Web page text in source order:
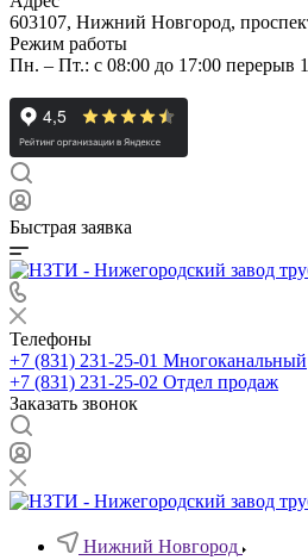
603107, Нижний Новгород,
Режим работы
Пн. – Пт.: с 08:00 до 17:00 перерыв
Быстрая заявка
Телефоны
+7 (831) 231-25-01 Многоканальный
+7 (831) 231-25-02 Отдел продаж
Заказать звонок
Нижний Новгород